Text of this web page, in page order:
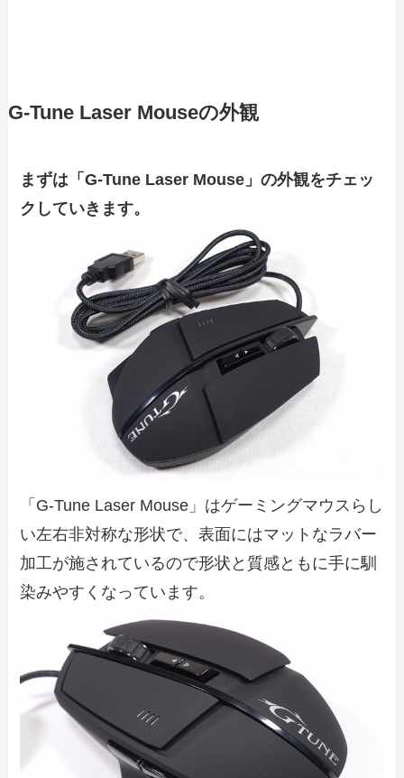
G-Tune Laser Mouseの外観
まずは「G-Tune Laser Mouse」の外観をチェッ
クしていきます。
「G-Tune Laser Mouse」はゲーミングマウスらし
い左右非対称な形状で、表面にはマットなラバー
加工が施されているので形状と質感ともに手に馴
染みやすくなっています。